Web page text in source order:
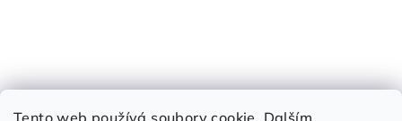
Tento web používá soubory cookie. Dalším